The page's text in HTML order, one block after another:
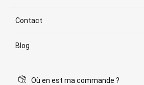
Contact
Blog
Où en est ma commande ?